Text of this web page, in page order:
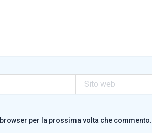
web
per la prossima volta che commento.